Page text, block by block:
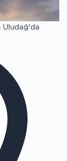
Uludağ'da